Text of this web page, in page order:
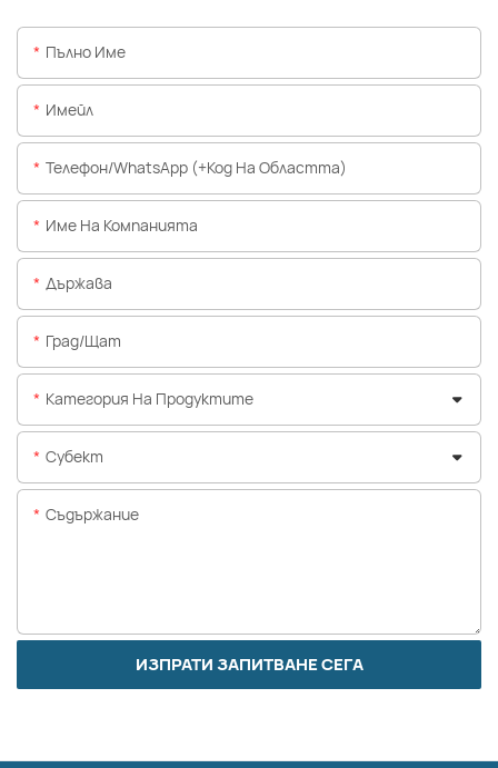
Пълно Име
Имейл
Телефон/WhatsApp (+Код На Областта)
Име На Компанията
Държава
Град/щат
Категория На Продуктите
Субект
Съдържание
ИЗПРАТИ ЗАПИТВАНЕ СЕГА